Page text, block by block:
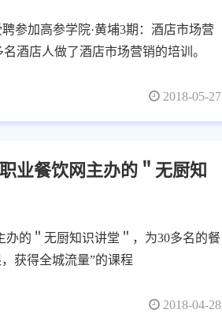
参加高参学院·黄埔3期：酒店市场营
酒店人做了酒店市场营销的培训。
2018-05-27
业餐饮网主办的＂无厨知
的＂无厨知识讲堂＂，为30多名的餐
获得全城流量”的课程
2018-04-28